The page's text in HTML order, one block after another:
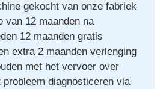
gekocht van onze fabriek
van 12 maanden na
12 maanden gratis
extra 2 maanden verlenging
met het vervoer over
diagnosticeren via